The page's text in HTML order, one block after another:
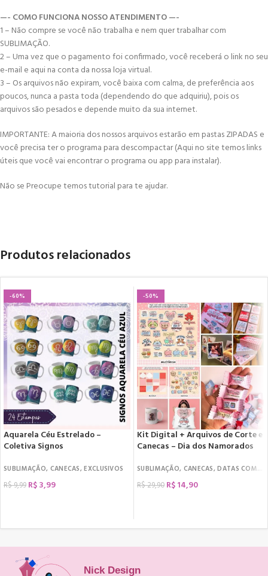
—- COMO FUNCIONA NOSSO ATENDIMENTO —-
1 – Não compre se você não trabalha e nem quer trabalhar com
SUBLIMAÇÃO.
2 – Uma vez que o pagamento foi confirmado, você receberá o link no seu
e-mail e aqui na conta da nossa loja virtual.
3 – Os arquivos não expiram, você baixa com calma, de preferência aos
poucos, nunca a pasta toda (dependendo do que adquiriu), pois os
arquivos são pesados e depende muito da sua internet.
IMPORTANTE: A maioria dos nossos arquivos estarão em pastas ZIPADAS e
você precisa ter o programa para descompactar (Aqui no site temos links
úteis que você vai encontrar o programa ou app para instalar).
Não se Preocupe temos tutorial para te ajudar.
Produtos relacionados
-60%
Aquarela Céu Estrelado –
Coletiva Signos
SUBLIMAÇÃO, CANECAS,EXCLUSIVOS
R$9,99 R$3,99
-50%
Kit Digital + Arquivos de Corte e
Canecas – Dia dos Namorados
SUBLIMAÇÃO, CANECAS,DATAS COMEMORATIVAS
R$29,90 R$14,90
Nick Design